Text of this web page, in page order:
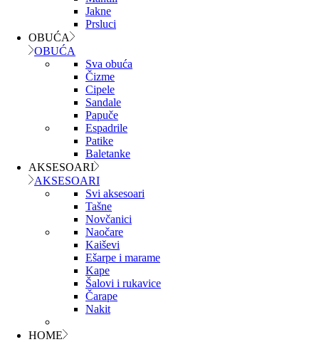
Jakne
Prsluci
OBUĆA
OBUĆA
Sva obuća
Čizme
Cipele
Sandale
Papuče
Espadrile
Patike
Baletanke
AKSESOARI
AKSESOARI
Svi aksesoari
Tašne
Novčanici
Naočare
Kaiševi
Ešarpe i marame
Kape
Šalovi i rukavice
Čarape
Nakit
HOME